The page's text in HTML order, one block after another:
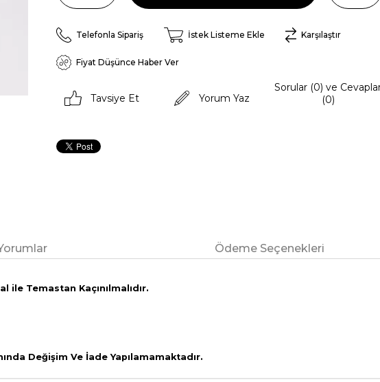
Telefonla Sipariş İstek Listeme Ekle Karşılaştır
Fiyat Düşünce Haber Ver
Tavsiye Et Yorum Yaz
Sorular (0) ve
(0)
Ödeme Seçenekleri
ile Temastan Kaçınılmalıdır.
Değişim Ve İade Yapılamamaktadır.